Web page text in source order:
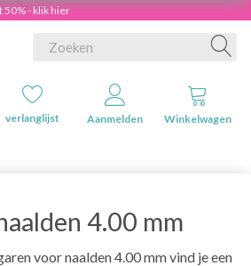
50% - klik hier
verlanglijst Aanmelden Winkelwagen
4.00 mm
voor naalden 4.00 mm vind je een